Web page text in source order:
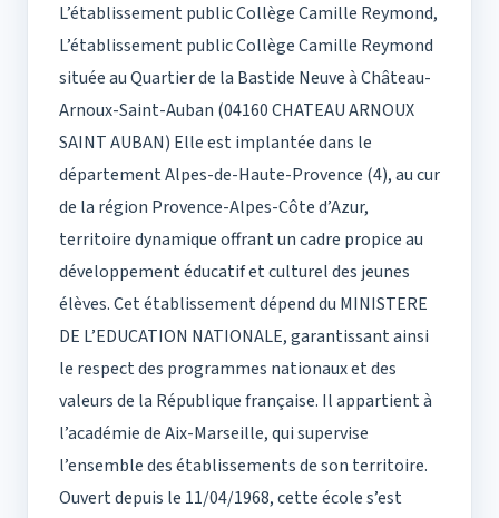
L’établissement public Collège Camille Reymond,
L’établissement public Collège Camille Reymond
située au Quartier de la Bastide Neuve à Château-
Arnoux-Saint-Auban (04160 CHATEAU ARNOUX
SAINT AUBAN) Elle est implantée dans le
département Alpes-de-Haute-Provence (4), au cur
de la région Provence-Alpes-Côte d’Azur,
territoire dynamique offrant un cadre propice au
développement éducatif et culturel des jeunes
élèves. Cet établissement dépend du MINISTERE
DE L’EDUCATION NATIONALE, garantissant ainsi
le respect des programmes nationaux et des
valeurs de la République française. Il appartient à
l’académie de Aix-Marseille, qui supervise
l’ensemble des établissements de son territoire.
Ouvert depuis le 11/04/1968, cette école s’est